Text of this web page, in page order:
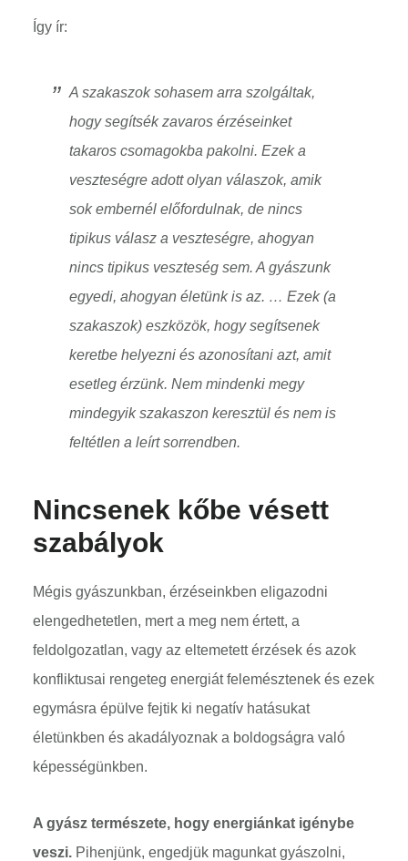
Így ír:
A szakaszok sohasem arra szolgáltak,
hogy segítsék zavaros érzéseinket
takaros csomagokba pakolni. Ezek a
veszteségre adott olyan válaszok, amik
sok embernél előfordulnak, de nincs
tipikus válasz a veszteségre, ahogyan
nincs tipikus veszteség sem. A gyászunk
egyedi, ahogyan életünk is az. … Ezek (a
szakaszok) eszközök, hogy segítsenek
keretbe helyezni és azonosítani azt, amit
esetleg érzünk. Nem mindenki megy
mindegyik szakaszon keresztül és nem is
feltétlen a leírt sorrendben.
Nincsenek kőbe vésett
szabályok
Mégis gyászunkban, érzéseinkben eligazodni
elengedhetetlen, mert a meg nem értett, a
feldolgozatlan, vagy az eltemetett érzések és azok
konfliktusai rengeteg energiát felemésztenek és ezek
egymásra épülve fejtik ki negatív hatásukat
életünkben és akadályoznak a boldogságra való
képességünkben.
A gyász természete, hogy energiánkat igénybe
veszi. Pihenjünk, engedjük magunkat gyászolni,